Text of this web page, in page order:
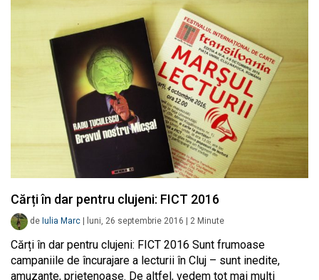
Cărți în dar pentru clujeni: FICT 2016
de Iulia Marc luni, 26 septembrie 2016 2 Minute
Cărți în dar pentru clujeni: FICT 2016 Sunt frumoase
campaniile de încurajare a lecturii în Cluj – sunt inedite,
amuzante, prietenoase. De altfel, vedem tot mai mulți